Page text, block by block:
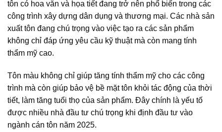
tôn có hoa văn và họa tiết đang trở nên phổ biến trong các
công trình xây dựng dân dụng và thương mại. Các nhà sản
xuất tôn đang chú trọng vào việc tạo ra các sản phẩm
không chỉ đáp ứng yêu cầu kỹ thuật mà còn mang tính
thẩm mỹ cao.
Tôn màu không chỉ giúp tăng tính thẩm mỹ cho các công
trình mà còn giúp bảo vệ bề mặt tôn khỏi tác động của thời
tiết, làm tăng tuổi thọ của sản phẩm. Đây chính là yếu tố
được nhiều nhà đầu tư chú trọng khi định đầu tư vào
ngành cán tôn năm 2025.